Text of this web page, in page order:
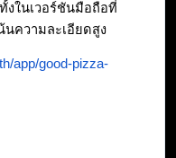
งในเวอร์ชันมือถือที่
ความละเอียดสูง
app/good-pizza-